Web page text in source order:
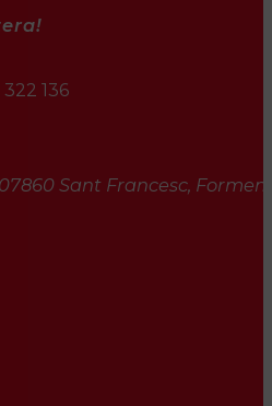
136
Sant Francesc,